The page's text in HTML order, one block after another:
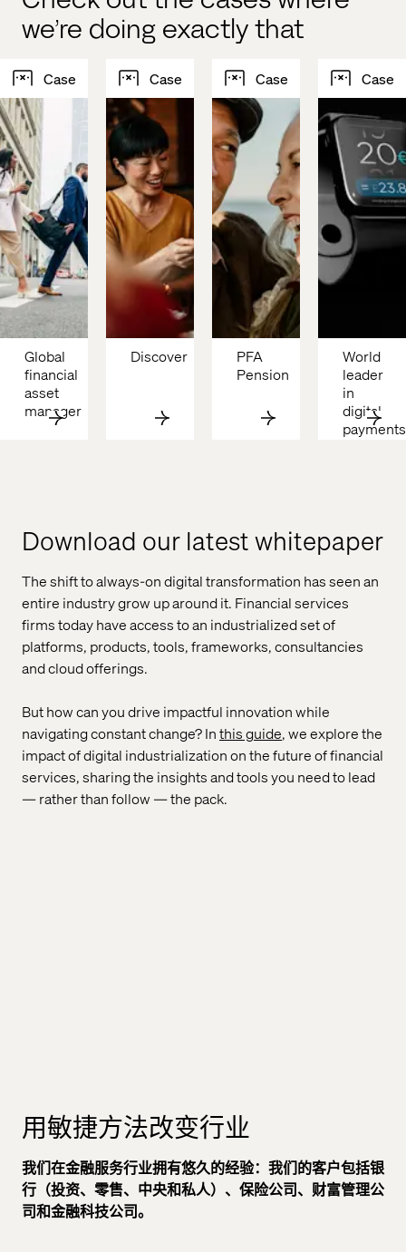
we’re doing exactly that
Case
Global
financial
asset
manager
Case
Discover
Case
PFA
Pension
Case
World
leader
in
digital
payments
Download our latest whitepaper
The shift to always-on digital transformation has seen an
entire industry grow up ‌around it. Financial services
firms today have access to an industrialized set of
platforms, products, tools, frameworks, consultancies
and cloud offerings.
But how can you drive impactful innovation while
navigating constant change? Inthis guide, we explore the
impact of digital industrialization on the future of financial
services, sharing the insights and tools you need to lead
— rather than follow — the pack.
用敏捷方法改变行业
我们在金融服务行业拥有悠久的经验：我们的客户包括银
行（投资、零售、中央和私人）、保险公司、财富管理公
司和金融科技公司。